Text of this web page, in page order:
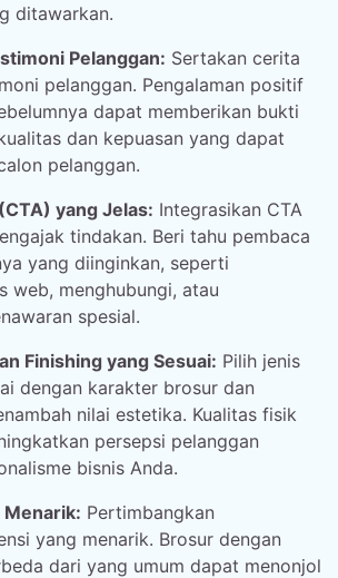
ditawarkan.
Pelanggan: Sertakan cerita
pelanggan. Pengalaman positif
dapat memberikan bukti
dan kepuasan yang dapat
pelanggan.
yang Jelas: Integrasikan CTA
tindakan. Beri tahu pembaca
yang diinginkan, seperti
web, menghubungi, atau
spesial.
Finishing yang Sesuai: Pilih jenis
dengan karakter brosur dan
nilai estetika. Kualitas fisik
persepsi pelanggan
bisnis Anda.
Menarik: Pertimbangkan
yang menarik. Brosur dengan
dari yang umum dapat menonjol